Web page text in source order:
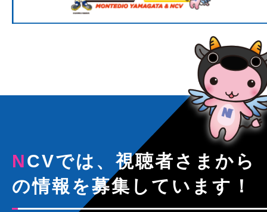
NCVでは、視聴者さまから
の情報を募集しています！